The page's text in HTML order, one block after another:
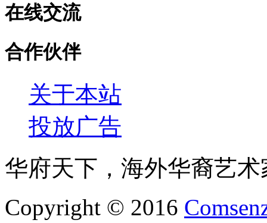
在线交流
合作伙伴
关于本站
投放广告
华府天下，海外华裔艺
Copyright © 2016